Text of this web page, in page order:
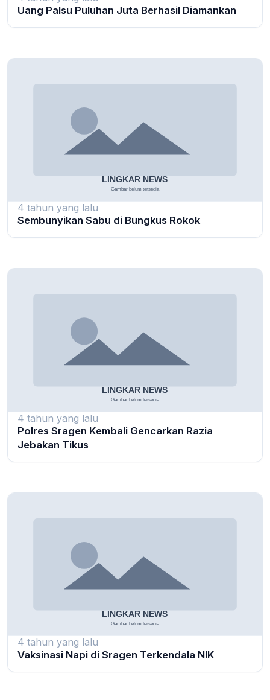
Uang Palsu Puluhan Juta Berhasil Diamankan
4 tahun yang lalu
Sembunyikan Sabu di Bungkus Rokok
4 tahun yang lalu
Polres Sragen Kembali Gencarkan Razia
Jebakan Tikus
4 tahun yang lalu
Vaksinasi Napi di Sragen Terkendala NIK